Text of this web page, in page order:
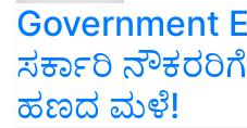
Government
ಸರ್ಕಾರಿ
ಹಣದ ಮಳೆ!